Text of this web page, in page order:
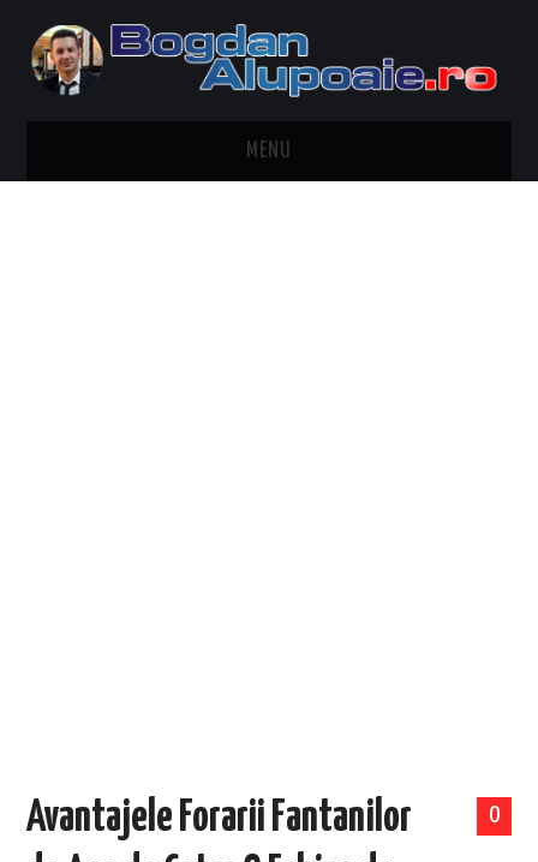
MENU
0
Avantajele Forarii Fantanilor